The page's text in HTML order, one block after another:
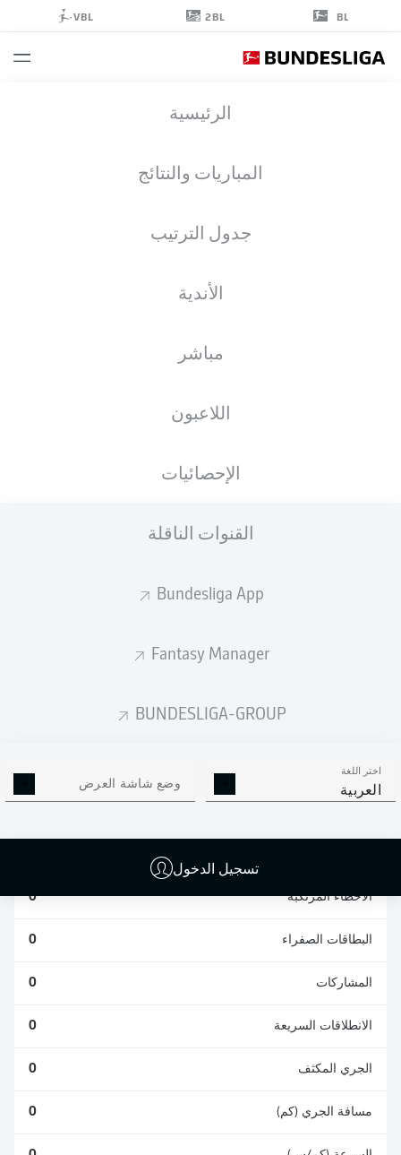
BL
2BL
VBL
الرئيسية
المباريات والنتائج
جدول الترتيب
الأندية
مباشر
اللاعبون
الإحصائيات
القنوات الناقلة
Bundesliga App
Fantasy Manager
BUNDESLIGA-GROUP
اختر اللغة
العربية وضع شاشة العرض
تسجيل الدخول
19.09.2001
إحصائيات موسم 2025/2026
الافتكاكات الناجحة
الأخطاء المرتكبة 0
البطاقات الصفراء 0
المشاركات 0
الانطلاقات السريعة 0
الجري المكثف 0
مسافة الجري (كم) 0